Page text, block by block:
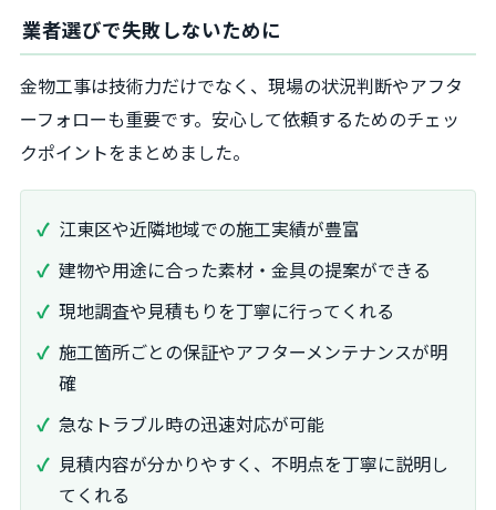
業者選びで失敗しないために
金物工事は技術力だけでなく、現場の状況判断やアフタ
ーフォローも重要です。安心して依頼するためのチェッ
クポイントをまとめました。
江東区や近隣地域での施工実績が豊富
建物や用途に合った素材・金具の提案ができる
現地調査や見積もりを丁寧に行ってくれる
施工箇所ごとの保証やアフターメンテナンスが明
確
急なトラブル時の迅速対応が可能
見積内容が分かりやすく、不明点を丁寧に説明し
てくれる